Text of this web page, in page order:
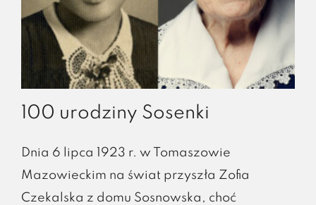
100 urodziny Sosenki
Dnia 6 lipca 1923 r. w Tomaszowie
Mazowieckim na świat przyszła Zofia
Czekalska z domu Sosnowska, choć